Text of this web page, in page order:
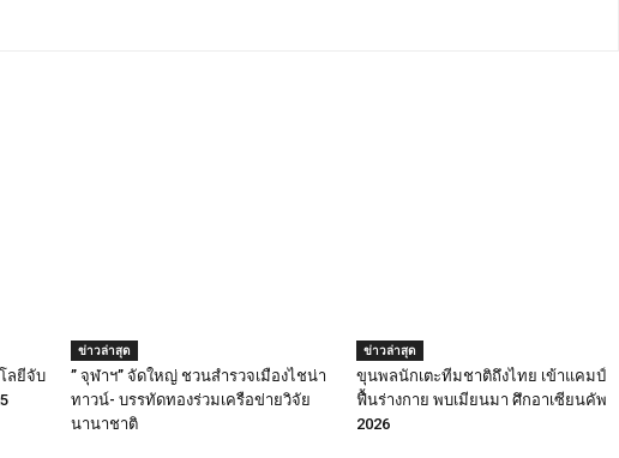
ลยีจับ
ข่าวล่าสุด
” จุฬาฯ” จัดใหญ่ ชวนสำรวจเมืองไชน่า
ทาวน์- บรรทัดทองร่วมเครือข่ายวิจัย
นานาชาติ
ข่าวล่าสุด
ขุนพลนักเตะทีมชาติถึงไทย เข้าแคมป์
ฟื้นร่างกาย พบเมียนมา ศึกอาเซียนคัพ
2026